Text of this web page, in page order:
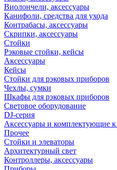
Виолончели, аксессуары
Канифоли, средства для ухода
Контрабасы, аксессуары
Скрипки, аксессуары
Стойки
Рэковые стойки, кейсы
Аксессуары
Кейсы
Стойки для рэковых приборов
Чехлы, сумки
Шкафы для рэковых приборов
Световое оборудование
DJ-серия
Аксессуары и комплектующие
Прочее
Стойки и элеваторы
Архитектурный свет
Контроллеры, аксессуары